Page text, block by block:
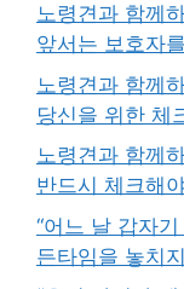
노령견과 함께
앞서는 보호자
노령견과 함께
당신을 위한 체
노령견과 함께
반드시 체크해
“어느 날 갑자
든타임을 놓치